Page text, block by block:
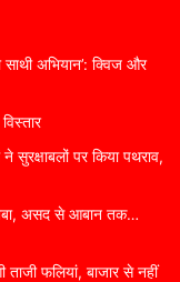
साथी अभियान’: क्विज और
सुरक्षाबलों पर किया पथराव,
असद से आबान तक…
फलियां, बाजार से नहीं